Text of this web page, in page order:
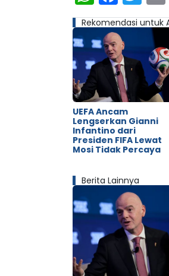
Rekomendasi untuk
UEFA Ancam
Lengserkan Gianni
Infantino dari
Presiden FIFA Lewat
Mosi Tidak Percaya
Berita Lainnya